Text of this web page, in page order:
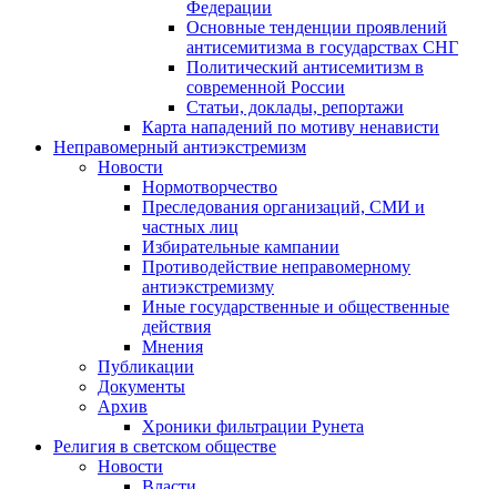
Федерации
Основные тенденции проявлений
антисемитизма в государствах СНГ
Политический антисемитизм в
современной России
Статьи, доклады, репортажи
Карта нападений по мотиву ненависти
Неправомерный антиэкстремизм
Новости
Нормотворчество
Преследования организаций, СМИ и
частных лиц
Избирательные кампании
Противодействие неправомерному
антиэкстремизму
Иные государственные и общественные
действия
Мнения
Публикации
Документы
Архив
Хроники фильтрации Рунета
Религия в светском обществе
Новости